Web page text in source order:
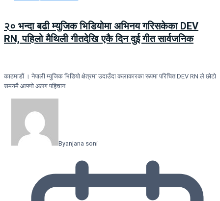
२० भन्दा बढी म्युजिक भिडियोमा अभिनय गरिसकेका DEV
RN, पहिलो मैथिली गीतदेखि एकै दिन दुई गीत सार्वजनिक
काठमाडौं । नेपाली म्युजिक भिडियो क्षेत्रमा उदाउँदा कलाकारका रूपमा परिचित DEV RN ले छोटो
समयमै आफ्नो अलग पहिचान…
Byanjana soni